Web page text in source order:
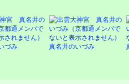
づみ 真名井のいづみ